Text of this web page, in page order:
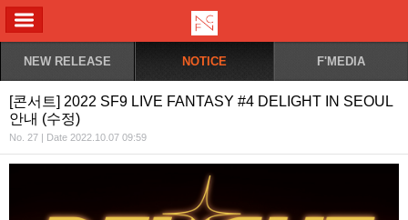
NEW RELEASE NOTICE F'MEDIA
[콘서트] 2022 SF9 LIVE FANTASY #4 DELIGHT IN SEOUL
안내 (수정)
No. 27 | Date 2022.10.07 09:59